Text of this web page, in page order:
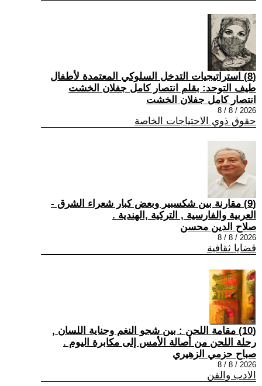
(8) استراتيجيات التدخل السلوكي المعتمدة لأطفال
طيف التوحد: بقلم انتصار كامل جفلان الخشت
انتصار كامل جفلان الخشت
2026 / 8 / 8
حقوق ذوي الاحتياجات الخاصة
(9) مقارنة بين شكسبير وبعض كبار شعراء الشرق -
العربية والفارسية , التركية ,الهندية .
صلاح الدين محسن
2026 / 8 / 8
قضايا ثقافية
(10) مقامة اللحن : بين شجو النغم وجناية اللسان ,
رحلة اللحن من أصالة الأمس إلى مكابرة اليوم .
صباح حزمي الزهيري
2026 / 8 / 8
الادب والفن